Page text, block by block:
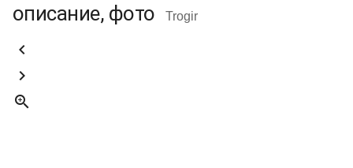
описание, фото
Trogir


